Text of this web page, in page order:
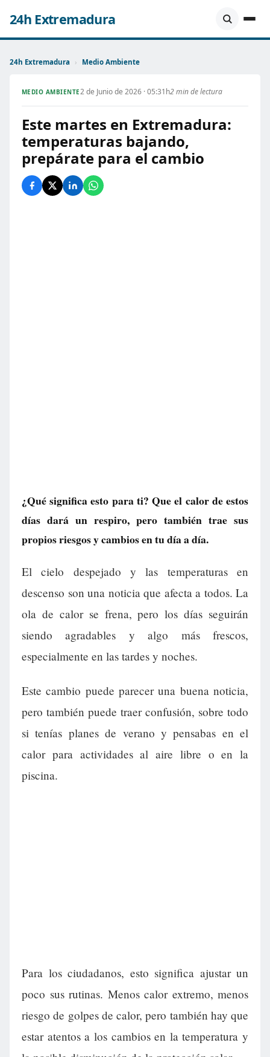
24h Extremadura
24h Extremadura › Medio Ambiente
MEDIO AMBIENTE2 de Junio de 2026 · 05:31h2 min de lectura
Este martes en Extremadura:
temperaturas bajando,
prepárate para el cambio
¿Qué significa esto para ti? Que el calor de estos
días dará un respiro, pero también trae sus
propios riesgos y cambios en tu día a día.
El cielo despejado y las temperaturas en
descenso son una noticia que afecta a todos. La
ola de calor se frena, pero los días seguirán
siendo agradables y algo más frescos,
especialmente en las tardes y noches.
Este cambio puede parecer una buena noticia,
pero también puede traer confusión, sobre todo
si tenías planes de verano y pensabas en el
calor para actividades al aire libre o en la
piscina.
Para los ciudadanos, esto significa ajustar un
poco sus rutinas. Menos calor extremo, menos
riesgo de golpes de calor, pero también hay que
estar atentos a los cambios en la temperatura y